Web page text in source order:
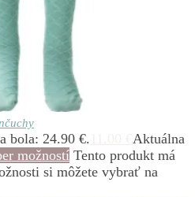
bola: 24.90 €.
Aktuálna
možností Tento produkt má
si môžete vybrať na